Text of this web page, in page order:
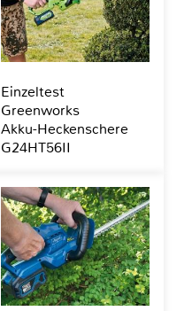
Einzeltest
Greenworks
Akku-Heckenschere
G24HT56II